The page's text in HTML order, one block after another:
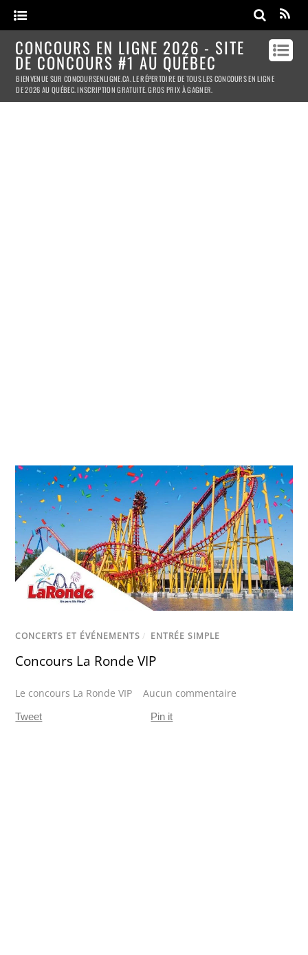
CONCOURS EN LIGNE 2026 - SITE
DE CONCOURS #1 AU QUÉBEC
BIENVENUE SUR CONCOURSENLIGNE.CA. LE RÉPERTOIRE DE TOUS LES CONCOURS EN LIGNE
DE 2026 AU QUÉBEC. INSCRIPTION GRATUITE. GROS PRIX À GAGNER.
CONCERTS ET ÉVÉNEMENTS / ENTRÉE SIMPLE
Concours La Ronde VIP
Le concours La Ronde VIP Aucun commentaire
Tweet Pin it